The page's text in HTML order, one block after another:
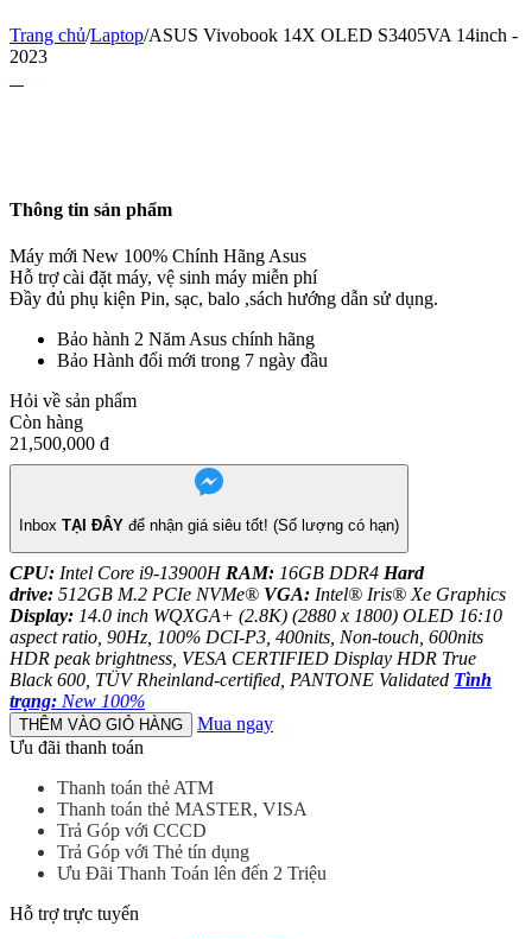
Trang chủ/Laptop/ASUS Vivobook 14X OLED S3405VA 14inch -
2023
Thông tin sản phẩm
Máy mới New 100% Chính Hãng Asus
Hỗ trợ cài đặt máy, vệ sinh máy miễn phí
Đầy đủ phụ kiện Pin, sạc, balo ,sách hướng dẫn sử dụng.
Bảo hành 2 Năm Asus chính hãng
Bảo Hành đổi mới trong 7 ngày đầu
Hỏi về sản phẩm
Còn hàng
21,500,000 đ
Inbox TẠI ĐÂY để nhận giá siêu tốt! (Số lượng có hạn)
CPU: Intel Core i9-13900H RAM: 16GB DDR4 Hard
drive: 512GB M.2 PCIe NVMe® VGA: Intel® Iris® Xe Graphics
Display: 14.0 inch WQXGA+ (2.8K) (2880 x 1800) OLED 16:10
aspect ratio, 90Hz, 100% DCI-P3, 400nits, Non-touch, 600nits
HDR peak brightness, VESA CERTIFIED Display HDR True
Black 600, TÜV Rheinland-certified, PANTONE Validated Tình
trạng: New 100%
THÊM VÀO GIỎ HÀNG
Mua ngay
Ưu đãi thanh toán
Thanh toán thẻ ATM
Thanh toán thẻ MASTER, VISA
Trả Góp với CCCD
Trả Góp với Thẻ tín dụng
Ưu Đãi Thanh Toán lên đến 2 Triệu
Hỗ trợ trực tuyến